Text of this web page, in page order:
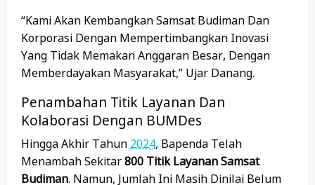
“Kami Akan Kembangkan Samsat Budiman Dan
Korporasi Dengan Mempertimbangkan Inovasi
Yang Tidak Memakan Anggaran Besar, Dengan
Memberdayakan Masyarakat,” Ujar Danang.
Penambahan Titik Layanan Dan
Kolaborasi Dengan BUMDes
Hingga Akhir Tahun 2024, Bapenda Telah
Menambah Sekitar800 Titik Layanan Samsat
Budiman. Namun, Jumlah Ini Masih Dinilai Belum